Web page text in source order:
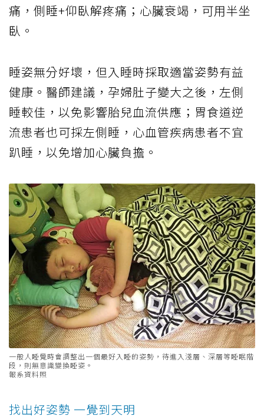
痛，側睡+仰臥解疼痛；心臟衰竭，可用半坐
臥。
睡姿無分好壞，但入睡時採取適當姿勢有益
健康。醫師建議，孕婦肚子變大之後，左側
睡較佳，以免影響胎兒血流供應；胃食道逆
流患者也可採左側睡，心血管疾病患者不宜
趴睡，以免增加心臟負擔。
一般人睡覺時會調整出一個最好入睡的姿勢，待進入淺層、深層等睡眠階
段，則無意識變換睡姿。
報系資料照
找出好姿勢 一覺到天明